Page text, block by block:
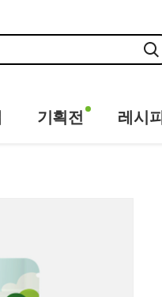
기획전 레시피